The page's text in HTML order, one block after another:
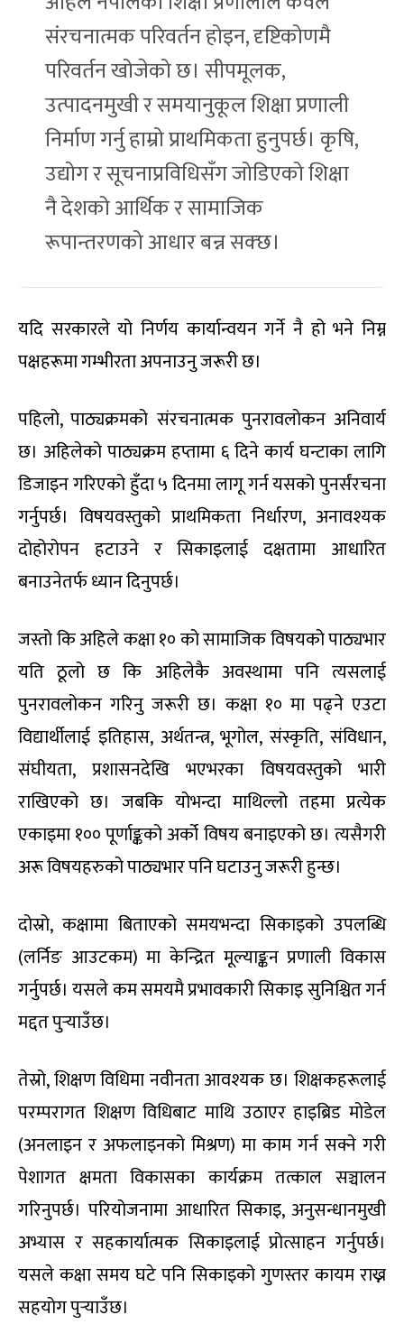
संरचनात्मक परिवर्तन होइन, दृष्टिकोणमै
परिवर्तन खोजेको छ। सीपमूलक,
उत्पादनमुखी र समयानुकूल शिक्षा प्रणाली
निर्माण गर्नु हाम्रो प्राथमिकता हुनुपर्छ। कृषि,
उद्योग र सूचनाप्रविधिसँग जोडिएको शिक्षा
नै देशको आर्थिक र सामाजिक
रूपान्तरणको आधार बन्न सक्छ।
यदि सरकारले यो निर्णय कार्यान्वयन गर्ने नै हो भने निम्न
पक्षहरूमा गम्भीरता अपनाउनु जरूरी छ।
पहिलो, पाठ्यक्रमको संरचनात्मक पुनरावलोकन अनिवार्य
छ। अहिलेको पाठ्यक्रम हप्तामा ६ दिने कार्य घन्टाका लागि
डिजाइन गरिएको हुँदा ५ दिनमा लागू गर्न यसको पुनर्संरचना
गर्नुपर्छ। विषयवस्तुको प्राथमिकता निर्धारण, अनावश्यक
दोहोरोपन हटाउने र सिकाइलाई दक्षतामा आधारित
बनाउनेतर्फ ध्यान दिनुपर्छ।
जस्तो कि अहिले कक्षा १० को सामाजिक विषयको पाठ्यभार
यति ठूलो छ कि अहिलेकै अवस्थामा पनि त्यसलाई
पुनरावलोकन गरिनु जरूरी छ। कक्षा १० मा पढ्ने एउटा
विद्यार्थीलाई इतिहास, अर्थतन्त्र, भूगोल, संस्कृति, संविधान,
संघीयता, प्रशासनदेखि भएभरका विषयवस्तुको भारी
राखिएको छ। जबकि योभन्दा माथिल्लो तहमा प्रत्येक
एकाइमा १०० पूर्णाङ्कको अर्को विषय बनाइएको छ। त्यसैगरी
अरू विषयहरुको पाठ्यभार पनि घटाउनु जरूरी हुन्छ।
दोस्रो, कक्षामा बिताएको समयभन्दा सिकाइको उपलब्धि
(लर्निङ आउटकम) मा केन्द्रित मूल्याङ्कन प्रणाली विकास
गर्नुपर्छ। यसले कम समयमै प्रभावकारी सिकाइ सुनिश्चित गर्न
मद्दत पुर्‍याउँछ।
तेस्रो, शिक्षण विधिमा नवीनता आवश्यक छ। शिक्षकहरूलाई
परम्परागत शिक्षण विधिबाट माथि उठाएर हाइब्रिड मोडेल
(अनलाइन र अफलाइनको मिश्रण) मा काम गर्न सक्ने गरी
पेशागत क्षमता विकासका कार्यक्रम तत्काल सञ्चालन
गरिनुपर्छ। परियोजनामा आधारित सिकाइ, अनुसन्धानमुखी
अभ्यास र सहकार्यात्मक सिकाइलाई प्रोत्साहन गर्नुपर्छ।
यसले कक्षा समय घटे पनि सिकाइको गुणस्तर कायम राख्न
सहयोग पुर्‍याउँछ।